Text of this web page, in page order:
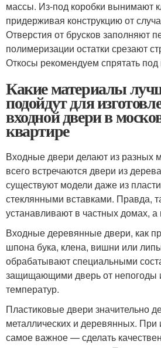
массы. Из-под коробки вынимают
придерживая конструкцию от
Отверстия от брусков заполняют
полимеризации остатки срезают
Откосы рекомендуем спрятать
Какие материалы
подойдут для
входной двери в
квартире
Входные двери делают из разных
всего встречаются двери из
существуют модели даже из
стеклянными вставками. Правда,
устанавливают в частных домах, а
Входные деревянные двери, как
шпона бука, клена, вишни или
обрабатывают специальными
защищающими дверь от непогоды
температур.
Пластиковые двери значительно
металлических и деревянных. При
самое важное — сделать